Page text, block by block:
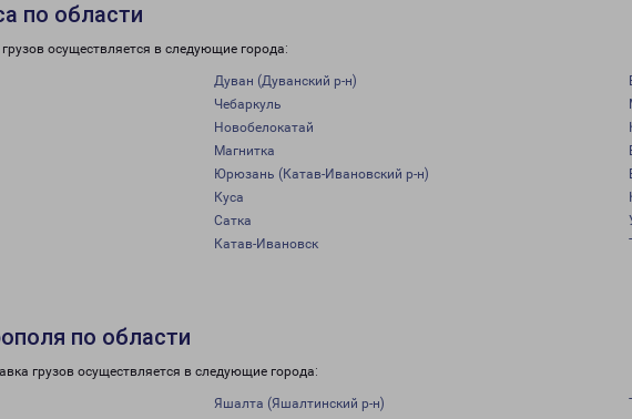
по области
осуществляется в следующие города:
Дуван (Дуванский р-н)
Чебаркуль
Новобелокатай
Магнитка
Юрюзань (Катав-Ивановский р-н)
Куса
Сатка
Катав-Ивановск
по области
грузов осуществляется в следующие города:
Яшалта (Яшалтинский р-н)